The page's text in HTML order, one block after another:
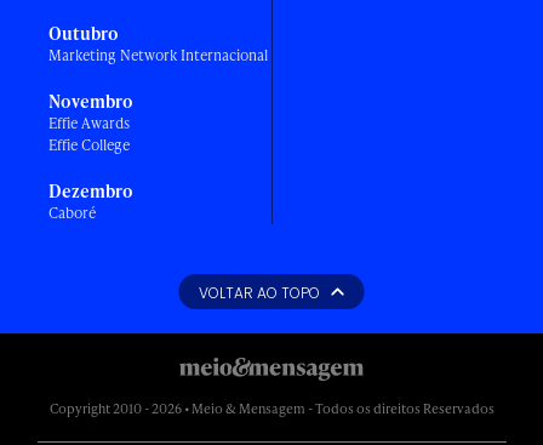
Outubro
Marketing Network Internacional
Novembro
Effie Awards
Effie College
Dezembro
Caboré
VOLTAR AO TOPO
Copyright 2010 - 2026 • Meio & Mensagem - Todos os direitos Reservados